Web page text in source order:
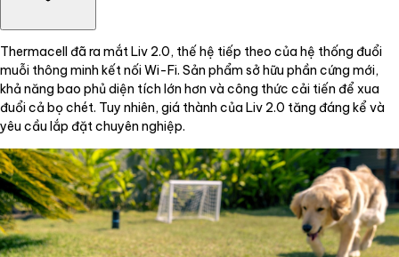
Thermacell đã ra mắt Liv 2.0, thế hệ tiếp theo của hệ thống đuổi
muỗi thông minh kết nối Wi-Fi. Sản phẩm sở hữu phần cứng mới,
khả năng bao phủ diện tích lớn hơn và công thức cải tiến để xua
đuổi cả bọ chét. Tuy nhiên, giá thành của Liv 2.0 tăng đáng kể và
yêu cầu lắp đặt chuyên nghiệp.